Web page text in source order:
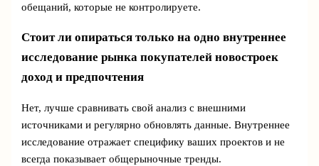
обещаний, которые не контролируете.
Стоит ли опираться только на одно внутреннее
исследование рынка покупателей новостроек
доход и предпочтения
Нет, лучше сравнивать свой анализ с внешними
источниками и регулярно обновлять данные. Внутреннее
исследование отражает специфику ваших проектов и не
всегда показывает общерыночные тренды.